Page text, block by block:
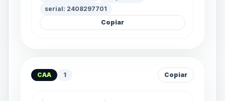
serial: 2408297701
Copiar
CAA 1 Copiar